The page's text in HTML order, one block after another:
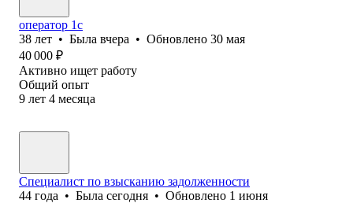
оператор 1с
38 лет • Была вчера • Обновлено 30 мая
40 000 ₽
Активно ищет работу
Общий опыт
9 лет 4 месяца
Специалист по взысканию задолженности
44 года • Была сегодня • Обновлено 1 июня